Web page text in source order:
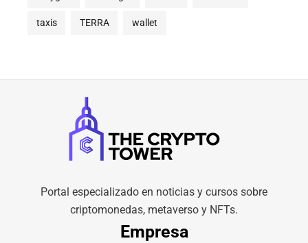
taxis TERRA wallet
Portal especializado en noticias y cursos sobre
criptomonedas, metaverso y NFTs.
Empresa